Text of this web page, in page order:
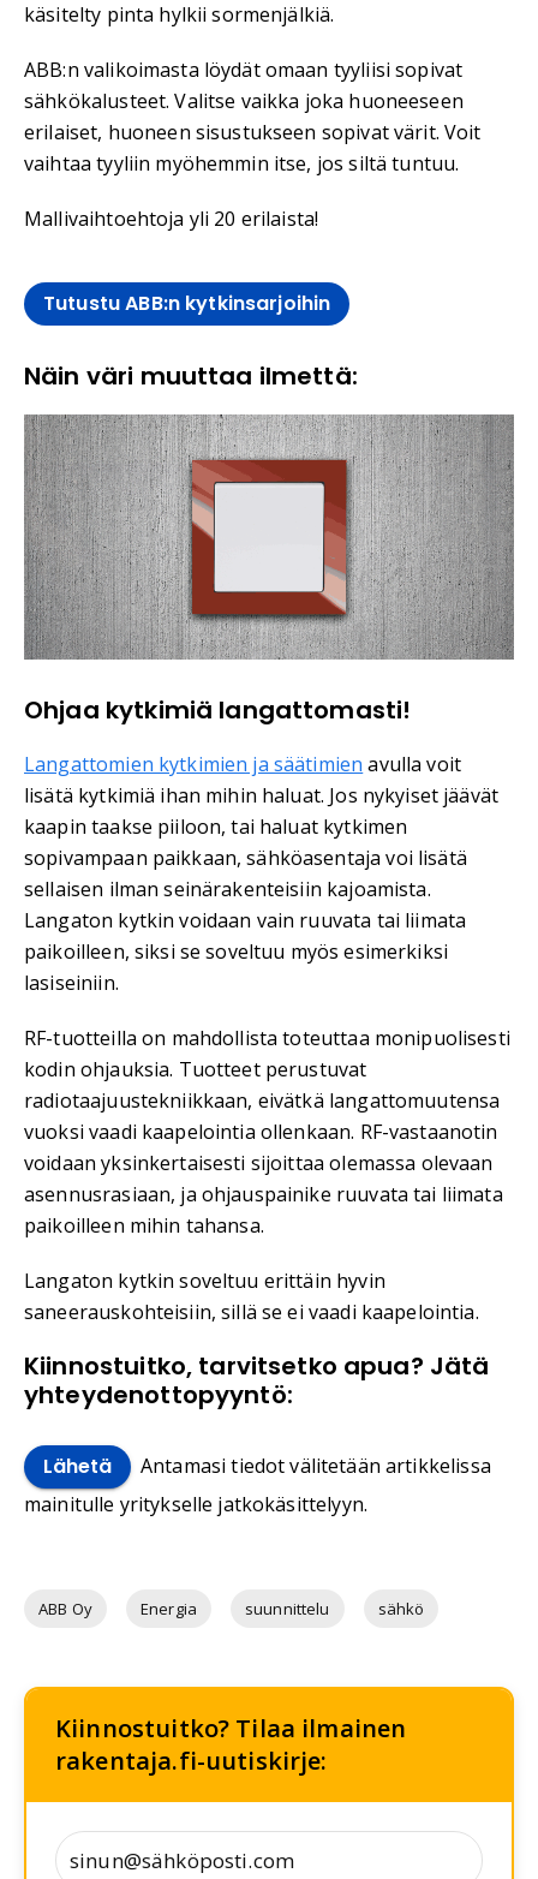
käsitelty pinta hylkii sormenjälkiä.
ABB:n valikoimasta löydät omaan tyyliisi sopivat
sähkökalusteet. Valitse vaikka joka huoneeseen
erilaiset, huoneen sisustukseen sopivat värit. Voit
vaihtaa tyyliin myöhemmin itse, jos siltä tuntuu.
Mallivaihtoehtoja yli 20 erilaista!
Tutustu ABB:n kytkinsarjoihin
Näin väri muuttaa ilmettä:
Ohjaa kytkimiä langattomasti!
Langattomien kytkimien ja säätimien avulla voit
lisätä kytkimiä ihan mihin haluat. Jos nykyiset jäävät
kaapin taakse piiloon, tai haluat kytkimen
sopivampaan paikkaan, sähköasentaja voi lisätä
sellaisen ilman seinärakenteisiin kajoamista.
Langaton kytkin voidaan vain ruuvata tai liimata
paikoilleen, siksi se soveltuu myös esimerkiksi
lasiseiniin.
RF-tuotteilla on mahdollista toteuttaa monipuolisesti
kodin ohjauksia. Tuotteet perustuvat
radiotaajuustekniikkaan, eivätkä langattomuutensa
vuoksi vaadi kaapelointia ollenkaan. RF-vastaanotin
voidaan yksinkertaisesti sijoittaa olemassa olevaan
asennusrasiaan, ja ohjauspainike ruuvata tai liimata
paikoilleen mihin tahansa.
Langaton kytkin soveltuu erittäin hyvin
saneerauskohteisiin, sillä se ei vaadi kaapelointia.
Kiinnostuitko, tarvitsetko apua? Jätä
yhteydenottopyyntö:
Lähetä
Antamasi tiedot välitetään artikkelissa
mainitulle yritykselle jatkokäsittelyyn.
ABB Oy Energia suunnittelu sähkö
Kiinnostuitko? Tilaa ilmainen
rakentaja.fi-uutiskirje: